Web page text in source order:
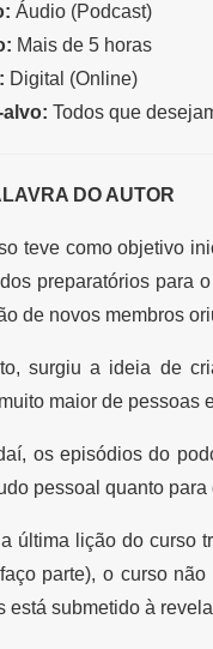
Áudio (Podcast)
Mais de 5 horas
Digital (Online)
alvo: Todos que
DO AUTOR
teve como objetivo
preparatórios para
de novos membros
surgiu a ideia de
maior de pessoas
os episódios do
pessoal quanto
última lição do curso
parte), o curso
está submetido à